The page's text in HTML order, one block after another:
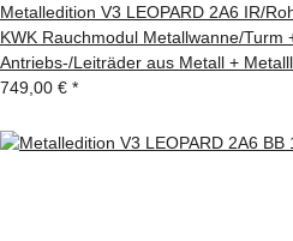
Metalledition V3 LEOPARD 2A6 IR/
KWK Rauchmodul Metallwanne/Turm
Antriebs-/Leiträder aus Metall +
749,00 € *